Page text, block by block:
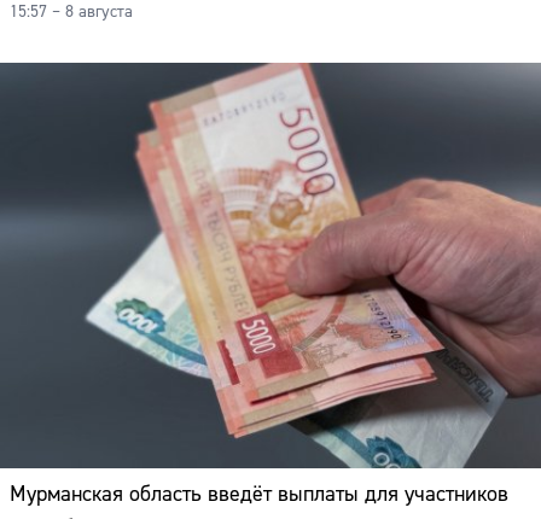
15:57 – 8 августа
Мурманская область введёт выплаты для участников